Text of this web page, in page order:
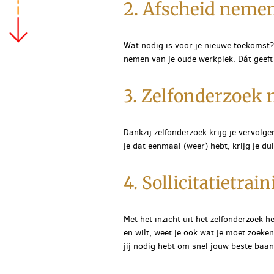
2. Afscheid
Wat nodig is voor je nieuwe
nemen van je oude werkplek. Dát
3. Zelfonderzoek
Dankzij zelfonderzoek krijg je
je dat eenmaal (weer) hebt, krijg je
4.
Met het inzicht uit het zelfonderzoek
en wilt, weet je ook wat je moet
jij nodig hebt om snel jouw beste